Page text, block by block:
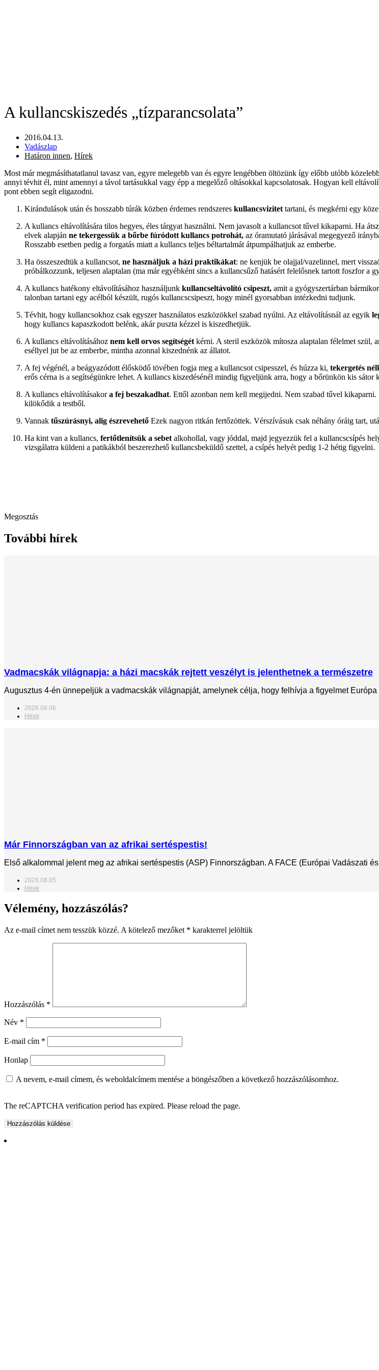
A kullancskiszedés „tízparancsolata”
2016.04.13.
Vadászlap
Határon innen, Hírek
Most már megmásíthatatlanul tavasz van, egyre melegebb van és egyre lengébben öltözünk így előbb utóbb
annyi tévhit él, mint amennyi a távol tartásukkal vagy épp a megelőző oltásokkal kapcsolatosak. Hogyan kell
pont ebben segít eligazodni.
Kirándulások után és hosszabb túrák közben érdemes rendszeres kullancsvizitet tartani, és megkérni egy
A kullancs eltávolítására tilos hegyes, éles tárgyat használni. Nem javasolt a kullancsot tűvel kikaparni. Ha
elvek alapján ne tekergessük a bőrbe fúródott kullancs potrohát, az óramutató járásával megegyező
Rosszabb esetben pedig a forgatás miatt a kullancs teljes béltartalmát átpumpálhatjuk az emberbe.
Ha összeszedtük a kullancsot, ne használjuk a házi praktikákat: ne kenjük be olajjal/vazelinnel, mert
próbálkozzunk, teljesen alaptalan (ma már egyébként sincs a kullancsűző hatásért felelősnek tartott foszfor a
A kullancs hatékony eltávolításához használjunk kullancseltávolító csipeszt, amit a gyógyszertárban
talonban tartani egy acélból készült, rugós kullancscsipeszt, hogy minél gyorsabban intézkedni tudjunk.
Tévhit, hogy kullancsokhoz csak egyszer használatos eszközökkel szabad nyúlni. Az eltávolításnál az egyik
hogy kullancs kapaszkodott belénk, akár puszta kézzel is kiszedhetjük.
A kullancs eltávolításához nem kell orvos segítségét kérni. A steril eszközök mítosza alaptalan félelmet szül,
eséllyel jut be az emberbe, mintha azonnal kiszednénk az állatot.
A fej végénél, a beágyazódott élősködő tövében fogja meg a kullancsot csipesszel, és húzza ki, tekergetés
erős cérna is a segítségünkre lehet. A kullancs kiszedésénél mindig figyeljünk arra, hogy a bőrünkön kis
A kullancs eltávolításakora fej beszakadhat. Ettől azonban nem kell megijedni. Nem szabad tűvel
kilökődik a testből.
Vannak tűszúrásnyi, alig észrevehető Ezek nagyon ritkán fertőzöttek. Vérszívásuk csak néhány óráig tart,
Ha kint van a kullancs, fertőtlenítsük a sebet alkohollal, vagy jóddal, majd jegyezzük fel a kullancscsípés
vizsgálatra küldeni a patikákból beszerezhető kullancsbeküldő szettel, a csípés helyét pedig 1-2 hétig figyelni.
Megosztás
További hírek
Vadmacskák világnapja: a házi macskák rejtett veszélyt is jelenthetnek a természetre
Augusztus 4-én ünnepeljük a vadmacskák világnapját, amelynek célja, hogy felhívja a figyelmet
2026.08.06.
Hírek
Már Finnországban van az afrikai sertéspestis!
Első alkalommal jelent meg az afrikai sertéspestis (ASP) Finnországban. A FACE (Európai Vadászati
2026.08.05.
Hírek
Vélemény, hozzászólás?
Az e-mail címet nem tesszük közzé. A kötelező mezőket * karakterrel jelöltük
Hozzászólás *
Név *
E-mail cím *
Honlap
A nevem, e-mail címem, és weboldalcímem mentése a böngészőben a következő hozzászólásomhoz.
The reCAPTCHA verification period has expired. Please reload the page.